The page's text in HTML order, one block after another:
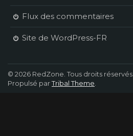
Flux des commentaires
Site de WordPress-FR
© 2026 RedZone. Tous droits réservés.
Propulsé parTribal Theme